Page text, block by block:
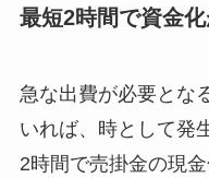
最短2時間で資金
急な出費が必要とな
いれば、時として発
2時間で売掛金の現